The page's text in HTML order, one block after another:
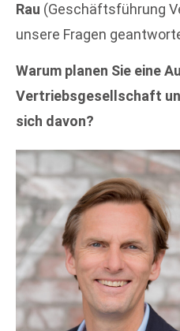
Rau (Geschäftsführung
unsere Fragen
Warum planen Sie eine
Vertriebsgesellschaft
sich davon?